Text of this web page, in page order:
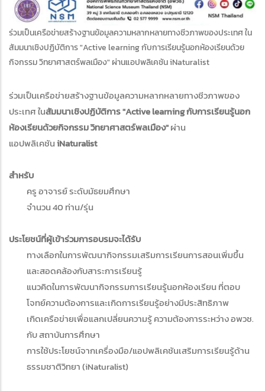
ร่วมเป็นเครือข่ายสร้างฐานข้อมูลความหลากหลายทางชีวภาพของประเทศ ใน
สัมมนาเชิงปฏิบัติการ "Active learning กับการเรียนรู้นอกห้องเรียนด้วย
กิจกรรม วิทยาศาสตร์พลเมือง" ผ่านแอปพลิเคชัน iNaturalist
ร่วมเป็นเครือข่ายสร้างฐานข้อมูลความหลากหลายทางชีวภาพของ
ประเทศ ในสัมมนาเชิงปฏิบัติการ "Active learning กับการเรียนรู้นอก
ห้องเรียนด้วยกิจกรรม วิทยาศาสตร์พลเมือง"ผ่าน
แอปพลิเคชันiNaturalist
สำหรับ
ครู อาจารย์ ระดับมัธยมศึกษา
จำนวน 40 ท่าน/รุ่น
ประโยชน์ที่ผู้เข้าร่วมการอบรมจะได้รับ
ทางเลือกในการพัฒนากิจกรรมเสริมการเรียนการสอนเพิ่มขึ้น
และสอดคล้องกับสาระการเรียนรู้
แนวคิดในการพัฒนากิจกรรมการเรียนรู้นอกห้องเรียน ที่ตอบ
โจทย์ความต้องการและเกิดการเรียนรู้อย่างมีประสิทธิภาพ
เกิดเครือข่ายเพื่อแลกเปลี่ยนความรู้ ความต้องการระหว่าง อพวช.
กับ สถาบันการศึกษา
การใช้ประโยชน์จากเครื่องมือ/แอปพลิเคชันเสริมการเรียนรู้ด้าน
ธรรมชาติวิทยา (iNaturalist)